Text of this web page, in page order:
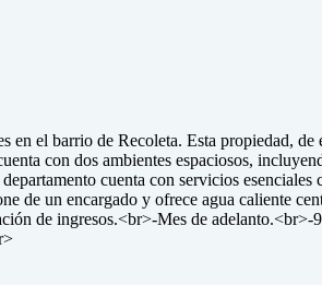
en el barrio de Recoleta. Esta propiedad,
con dos ambientes espaciosos,
cuenta con servicios
de un encargado y ofrece agua caliente
de ingresos.<br>-Mes de